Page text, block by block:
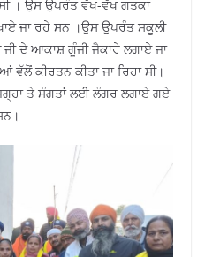
। ਉਸ ਉਪਰੰਤ ਵੱਖ-ਵੱਖ ਗਤਕਾ
ਜਾ ਰਹੇ ਸਨ ।ਉਸ ਉਪਰੰਤ ਸਕੂਲੀ
ਦੇ ਆਕਾਸ਼ ਗੂੰਜੀ ਜੈਕਾਰੇ ਲਗਾਏ ਜਾ
ਕੀਰਤਨ ਕੀਤਾ ਜਾ ਰਿਹਾ ਸੀ।
ਤੇ ਸੰਗਤਾਂ ਲਈ ਲੰਗਰ ਲਗਾਏ ਗਏ